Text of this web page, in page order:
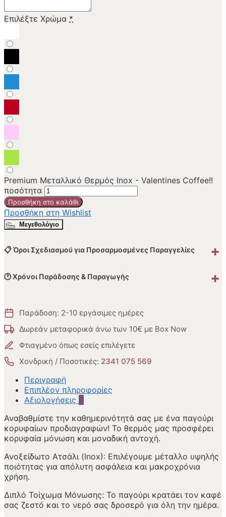
Επιλέξτε Χρώμα *
Premium Μεταλλικό Θερμός Inox - Valentines Coffee!!
ποσότητα
Προσθήκη στο καλάθι
Προσθήκη στη Wishlist
Μεγεθολόγιο
📋 Όροι Σχεδιασμού για Προσαρμοσμένες Παραγγελίες +
🕐 Χρόνοι Παράδοσης & Παραγωγής +
Παράδοση: 2-10 εργάσιμες ημέρες
Δωρεάν μεταφορικά άνω των 10€ με Box Now
Φτιαγμένο όπως εσείς επιλέγετε
Χονδρική / Ποσοτικές: 2341 075 569
Περιγραφή
Επιπλέον πληροφορίες
Αξιολογήσεις 0
Αναβαθμίστε την καθημερινότητά σας με ένα παγούρι
κορυφαίων προδιαγραφών! Το θερμός μας προσφέρει
κορυφαία μόνωση και μοναδική αντοχή.
Ανοξείδωτο Ατσάλι (Inox): Επιλέγουμε μέταλλο υψηλής
ποιότητας για απόλυτη ασφάλεια και μακροχρόνια
χρήση.
Διπλό Τοίχωμα Μόνωσης: Το παγούρι κρατάει τον καφέ
σας ζεστό και το νερό σας δροσερό για όλη την ημέρα.